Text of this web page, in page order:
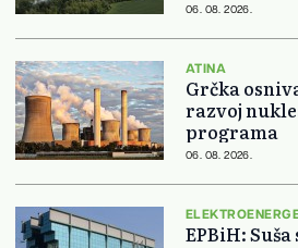
06. 08. 2026.
ATINA
Grčka
razvoj
programa
06. 08. 2026.
EPBiH: